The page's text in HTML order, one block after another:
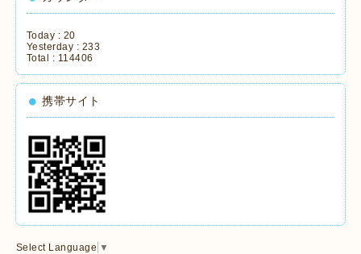
Today : 20
Yesterday : 233
Total : 114406
携帯サイト
Select Language ▼